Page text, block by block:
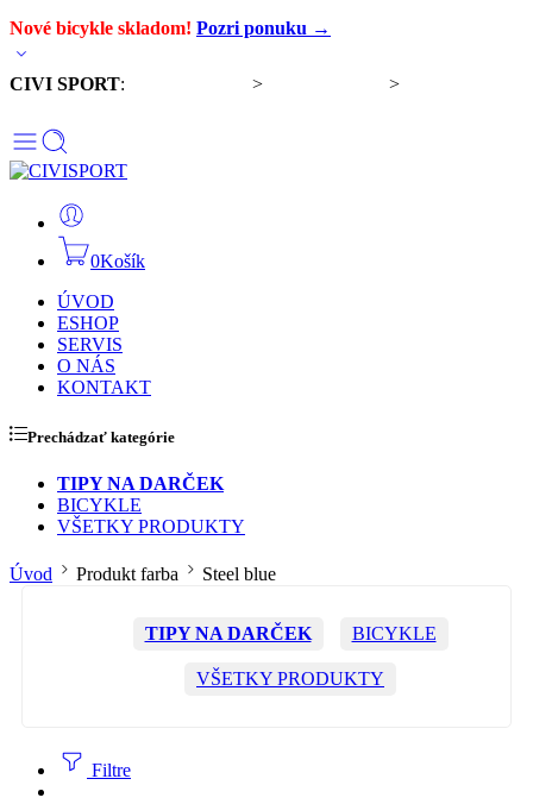
Nové bicykle skladom! Pozri ponuku →
CIVI SPORT: > >
0Košík
ÚVOD
ESHOP
SERVIS
O NÁS
KONTAKT
Prechádzať kategórie
TIPY NA DARČEK
BICYKLE
VŠETKY PRODUKTY
Úvod Produkt farba Steel blue
TIPY NA DARČEK BICYKLE
VŠETKY PRODUKTY
Filtre